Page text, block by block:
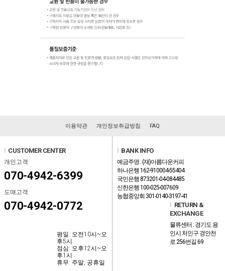
이용약관 개인정보취급방침 FAQ
CUSTOMER CENTER
개인고객
070-4942-6399
도매고객
070-4942-0772
평일: 오전10시~오
후5시
점심: 오후12시~오
후1시
휴무: 주말, 공휴일
BANK INFO
예금주명 : (재)아름다운커피
하나은행 162-910004-55404
국민은행 873201-04-084485
신한은행 100-025-007609
농협중앙회 301-0140-3197-41
RETURN &
EXCHANGE
물류센터 : 경기도 용
인시 처인구 경안천
로 256번길 69